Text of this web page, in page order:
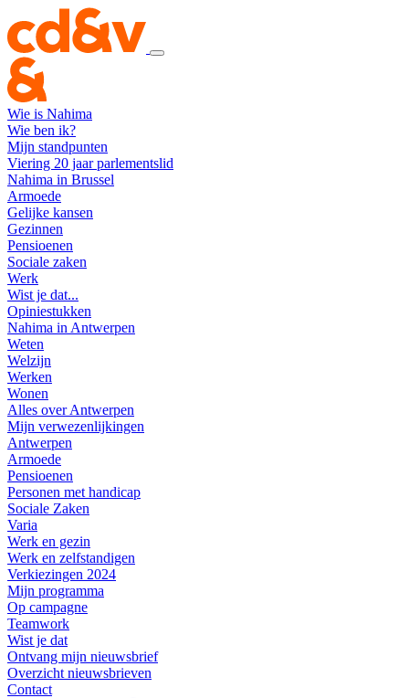
Wie is Nahima
Wie ben ik?
Mijn standpunten
Viering 20 jaar parlementslid
Nahima in Brussel
Armoede
Gelijke kansen
Gezinnen
Pensioenen
Sociale zaken
Werk
Wist je dat...
Opiniestukken
Nahima in Antwerpen
Weten
Welzijn
Werken
Wonen
Alles over Antwerpen
Mijn verwezenlijkingen
Antwerpen
Armoede
Pensioenen
Personen met handicap
Sociale Zaken
Varia
Werk en gezin
Werk en zelfstandigen
Verkiezingen 2024
Mijn programma
Op campagne
Teamwork
Wist je dat
Ontvang mijn nieuwsbrief
Overzicht nieuwsbrieven
Contact